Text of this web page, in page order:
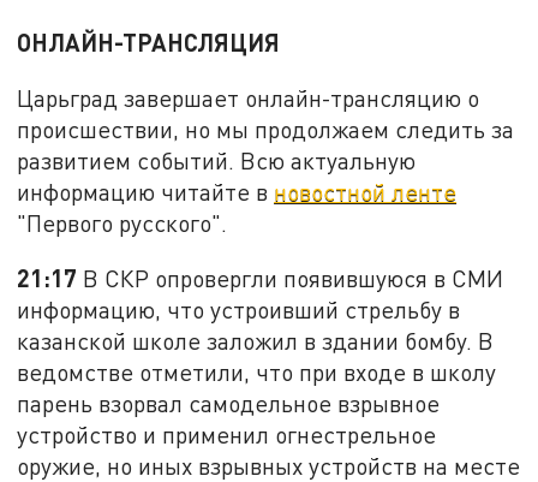
ОНЛАЙН-ТРАНСЛЯЦИЯ
Царьград завершает онлайн-трансляцию о
происшествии, но мы продолжаем следить за
развитием событий. Всю актуальную
информацию читайте в новостной ленте
"Первого русского".
21:17 В СКР опровергли появившуюся в СМИ
информацию, что устроивший стрельбу в
казанской школе заложил в здании бомбу. В
ведомстве отметили, что при входе в школу
парень взорвал самодельное взрывное
устройство и применил огнестрельное
оружие, но иных взрывных устройств на месте